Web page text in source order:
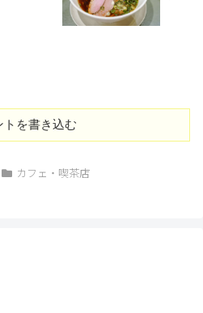
トを書き込む
カフェ・喫茶店